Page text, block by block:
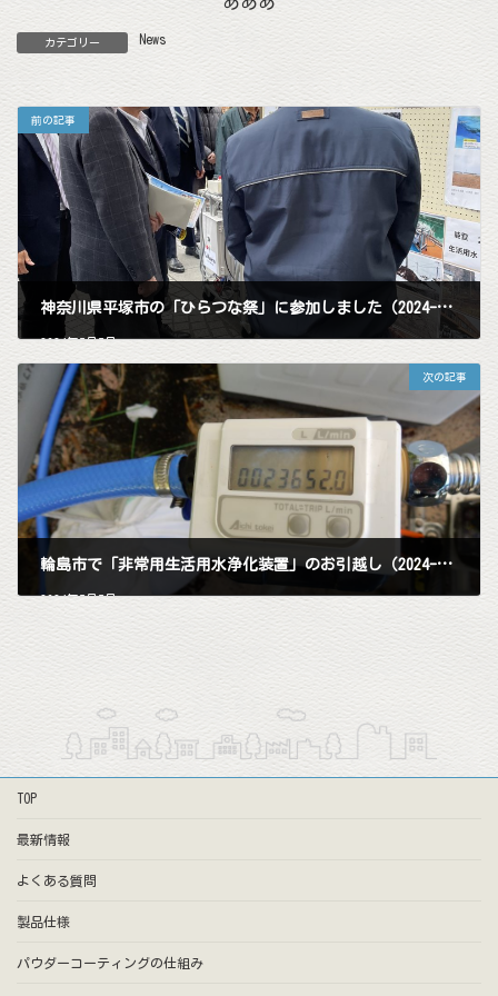
カテゴリー News
前の記事
神奈川県平塚市の「ひらつな祭」に参加しました（2024-03-10）
2024年5月5日
次の記事
輪島市で「非常用生活用水浄化装置」のお引越し（2024-04-10)
2024年5月5日
TOP
最新情報
よくある質問
製品仕様
パウダーコーティングの仕組み